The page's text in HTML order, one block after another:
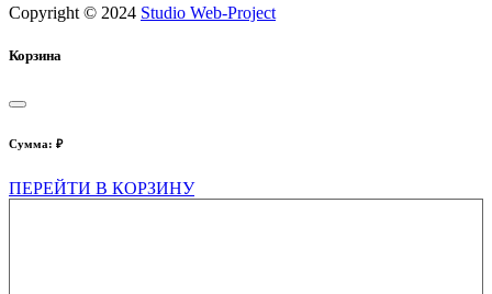
Copyright © 2024 Studio Web-Project
Корзина
Сумма: ₽
ПЕРЕЙТИ В КОРЗИНУ